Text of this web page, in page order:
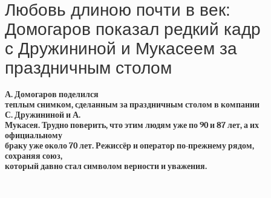
Любовь длиною почти в век:
Домогаров показал редкий кадр
с Дружининой и Мукасeем за
праздничным столом
А. Домогаров поделился
теплым снимком, сделанным за праздничным столом в компании
С. Дружининой и А.
Мукасея. Трудно поверить, что этим людям уже по 90 и 87 лет, а их
официальному
браку уже около 70 лет. Режиссёр и оператор по-прежнему рядом,
сохраняя союз,
который давно стал символом верности и уважения.